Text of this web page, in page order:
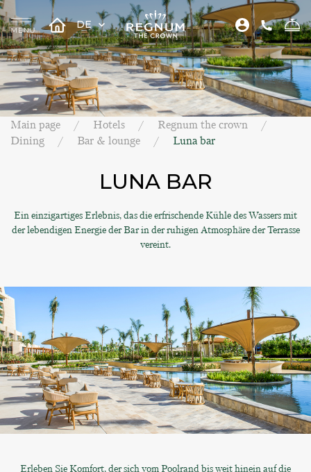
DE
Main page Hotels
Regnum the crown
Dining
Bar & lounge Luna bar
LUNA BAR
Ein einzigartiges Erlebnis, das die erfrischende Kühle des Wassers mit
der lebendigen Energie der Bar in der ruhigen Atmosphäre der Terrasse
vereint.
Erleben Sie Komfort, der sich vom Poolrand bis weit hinein auf die